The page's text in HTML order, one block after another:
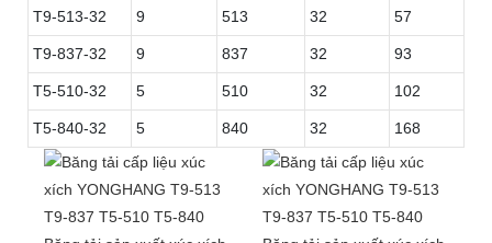
T9-513-32 9 513 32 57
T9-837-32 9 837 32 93
T5-510-32 5 510 32 102
T5-840-32 5 840 32 168